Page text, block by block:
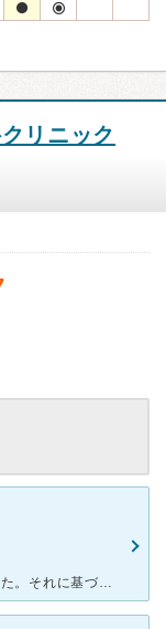
リニック
問診票に「風邪の初期症状と思う」と記しました。それに基づいてのことなのでしょうが、診察は喉をみて、悪寒はいつから？そして聴診器を当てられた程度で診断はくだされずでした。むろん、処方はされましたが。住宅